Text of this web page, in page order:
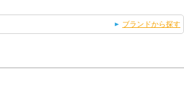
ブランドから探す